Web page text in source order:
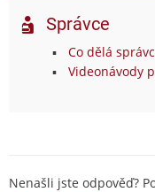
Správce
Co dělá
Videonávody
Nenašli jste odpověď?